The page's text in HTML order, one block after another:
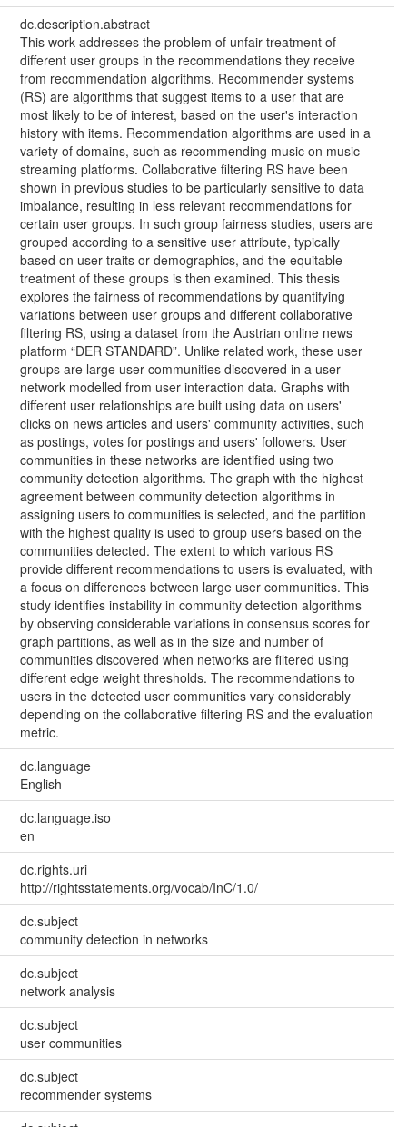
dc.description.abstract
This work addresses the problem of unfair treatment of
different user groups in the recommendations they receive
from recommendation algorithms. Recommender systems
(RS) are algorithms that suggest items to a user that are
most likely to be of interest, based on the user's interaction
history with items. Recommendation algorithms are used in a
variety of domains, such as recommending music on music
streaming platforms. Collaborative filtering RS have been
shown in previous studies to be particularly sensitive to data
imbalance, resulting in less relevant recommendations for
certain user groups. In such group fairness studies, users are
grouped according to a sensitive user attribute, typically
based on user traits or demographics, and the equitable
treatment of these groups is then examined. This thesis
explores the fairness of recommendations by quantifying
variations between user groups and different collaborative
filtering RS, using a dataset from the Austrian online news
platform “DER STANDARD”. Unlike related work, these user
groups are large user communities discovered in a user
network modelled from user interaction data. Graphs with
different user relationships are built using data on users'
clicks on news articles and users' community activities, such
as postings, votes for postings and users' followers. User
communities in these networks are identified using two
community detection algorithms. The graph with the highest
agreement between community detection algorithms in
assigning users to communities is selected, and the partition
with the highest quality is used to group users based on the
communities detected. The extent to which various RS
provide different recommendations to users is evaluated, with
a focus on differences between large user communities. This
study identifies instability in community detection algorithms
by observing considerable variations in consensus scores for
graph partitions, as well as in the size and number of
communities discovered when networks are filtered using
different edge weight thresholds. The recommendations to
users in the detected user communities vary considerably
depending on the collaborative filtering RS and the evaluation
metric.
dc.language
English
dc.language.iso
en
dc.rights.uri
http://rightsstatements.org/vocab/InC/1.0/
dc.subject
community detection in networks
dc.subject
network analysis
dc.subject
user communities
dc.subject
recommender systems